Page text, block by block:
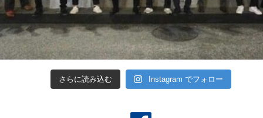
さらに読み込む Instagram でフォロー